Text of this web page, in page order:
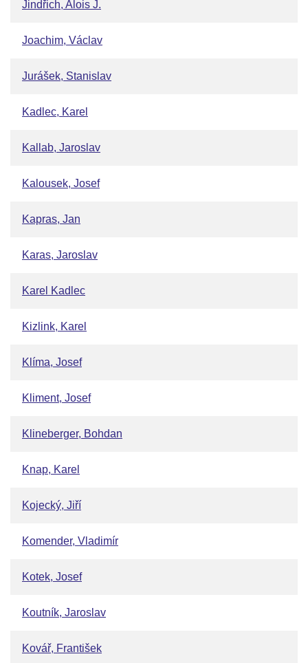
Jindřich, Alois J.
Joachim, Václav
Jurášek, Stanislav
Kadlec, Karel
Kallab, Jaroslav
Kalousek, Josef
Kapras, Jan
Karas, Jaroslav
Karel Kadlec
Kizlink, Karel
Klíma, Josef
Kliment, Josef
Klineberger, Bohdan
Knap, Karel
Kojecký, Jiří
Komender, Vladimír
Kotek, Josef
Koutník, Jaroslav
Kovář, František